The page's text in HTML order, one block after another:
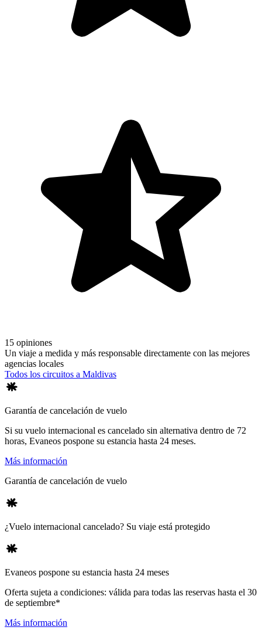
15 opiniones
Un viaje a medida y más responsable directamente con las mejores
agencias locales
Todos los circuitos a Maldivas
Garantía de cancelación de vuelo
Si su vuelo internacional es cancelado sin alternativa dentro de 72
horas, Evaneos pospone su estancia hasta 24 meses.
Más información
Garantía de cancelación de vuelo
¿Vuelo internacional cancelado? Su viaje está protegido
Evaneos pospone su estancia hasta 24 meses
Oferta sujeta a condiciones: válida para todas las reservas hasta el 30
de septiembre*
Más información